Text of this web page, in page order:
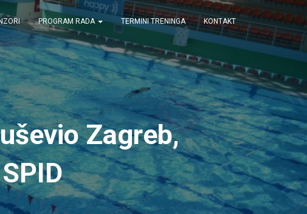
PROGRAM RADA TERMINI TRENINGA KONTAKT
Zagreb,